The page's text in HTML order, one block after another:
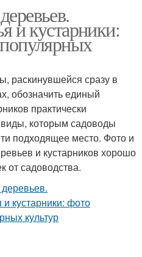
и кустарники:
раскинувшейся сразу в
обозначить единый
практически
которым садоводы
подходящее место. Фото и
и кустарников хорошо
от садоводства.